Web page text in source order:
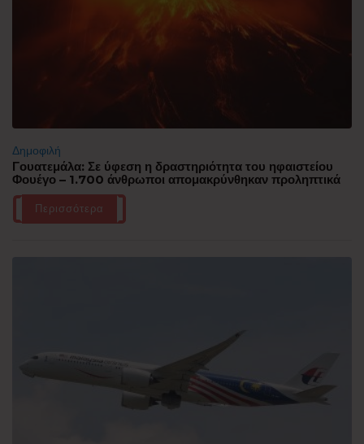
Δημοφιλή
Γουατεμάλα: Σε ύφεση η δραστηριότητα του ηφαιστείου
Φουέγο – 1.700 άνθρωποι απομακρύνθηκαν προληπτικά
Περισσότερα